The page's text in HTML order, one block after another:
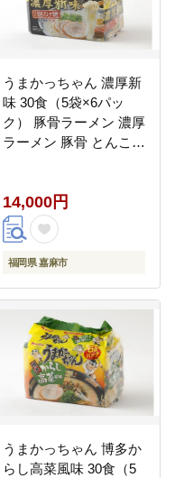
うまかっちゃん 濃厚新
味 30食（5袋×6パッ
ク） 豚骨ラーメン 濃厚
ラーメン 豚骨 とんこつ
14,000円
福岡県 嘉麻市
うまかっちゃん 博多か
らし高菜風味 30食（5